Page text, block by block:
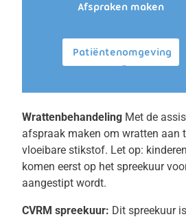
Afspraken maken
Patiëntenomgeving
Wrattenbehandeling Met de
afspraak maken om wratten aan
vloeibare stikstof. Let op:
komen eerst op het spreekuur
aangestipt wordt.
CVRM spreekuur: Dit spreekuur